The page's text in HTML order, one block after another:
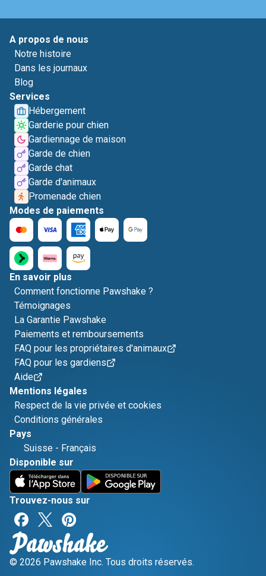
A propos de nous
Notre histoire
Dans les journaux
Blog
Services
Hébergement
Garderie pour chien
Gardiennage de maison
Garde de chien
Garde chat
Garde d'animaux
Promenade chien
Modes de paiements
En savoir plus
Comment fonctionne Pawshake ?
Témoignages
La Garantie Pawshake
Paiements et remboursements
FAQ pour les propriétaires d'animaux
FAQ pour les gardiens
Aide
Mentions légales
Respect de la vie privée et cookies
Conditions générales
Pays
Suisse - Français
Disponible sur
Trouvez-nous sur
© 2026 Pawshake Inc. Tous droits réservés.